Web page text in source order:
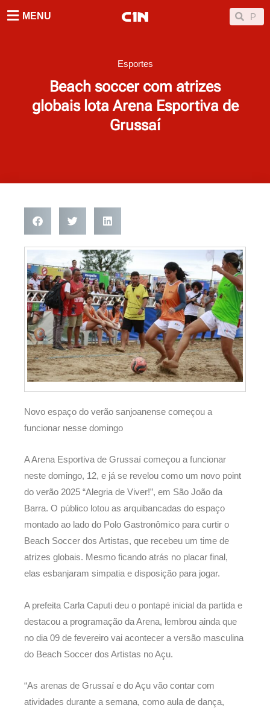
para
MENU Search
Esportes
Beach soccer com atrizes
globais lota Arena Esportiva de
Grussaí
Novo espaço do verão sanjoanense começou a
funcionar nesse domingo
A Arena Esportiva de Grussaí começou a funcionar
neste domingo, 12, e já se revelou como um novo point
do verão 2025 “Alegria de Viver!”, em São João da
Barra. O público lotou as arquibancadas do espaço
montado ao lado do Polo Gastronômico para curtir o
Beach Soccer dos Artistas, que recebeu um time de
atrizes globais. Mesmo ficando atrás no placar final,
elas esbanjaram simpatia e disposição para jogar.
A prefeita Carla Caputi deu o pontapé inicial da partida e
destacou a programação da Arena, lembrou ainda que
no dia 09 de fevereiro vai acontecer a versão masculina
do Beach Soccer dos Artistas no Açu.
“As arenas de Grussaí e do Açu vão contar com
atividades durante a semana, como aula de dança,